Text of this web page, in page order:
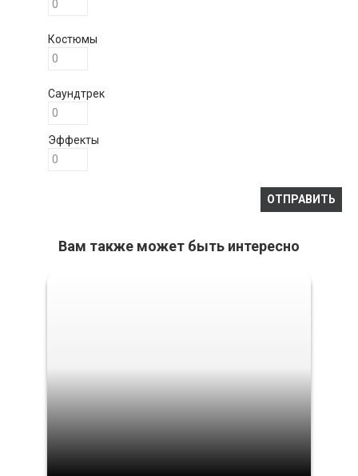
Костюмы
Саундтрек
Эффекты
Вам также может быть интересно